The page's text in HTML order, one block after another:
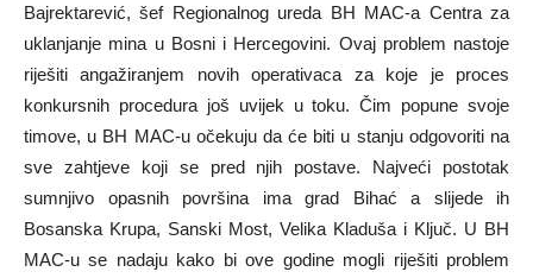
Bajrektarević, šef Regionalnog ureda BH MAC-a Centra za
uklanjanje mina u Bosni i Hercegovini. Ovaj problem nastoje
riješiti angažiranjem novih operativaca za koje je proces
konkursnih procedura još uvijek u toku. Čim popune svoje
timove, u BH MAC-u očekuju da će biti u stanju odgovoriti na
sve zahtjeve koji se pred njih postave. Najveći postotak
sumnjivo opasnih površina ima grad Bihać a slijede ih
Bosanska Krupa, Sanski Most, Velika Kladuša i Ključ. U BH
MAC-u se nadaju kako bi ove godine mogli riješiti problem